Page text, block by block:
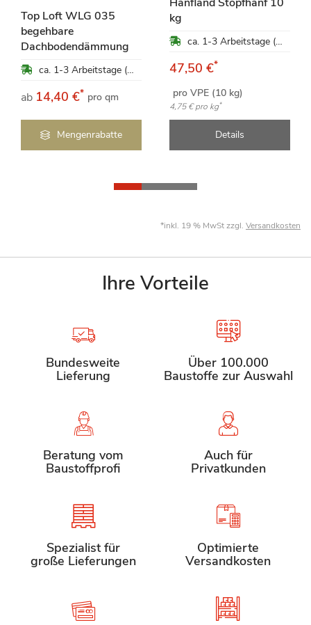
Top Loft WLG 035
begehbare
Dachbodendämmung
ca. 1-3 Arbeitstage (Mo-Fr)
ab 14,40 €* pro qm
Mengenrabatte
kg
ca. 1-3 Arbeitstage (Mo-Fr)
47,50 €*
pro VPE (10 kg)
4,75 €pro kg*
Details
*inkl. 19 % MwSt zzgl. Versandkosten
Ihre Vorteile
Bundesweite
Lieferung
Über 100.000
Baustoffe zur Auswahl
Beratung vom
Baustoffprofi
Auch für
Privatkunden
Spezialist für
große Lieferungen
Optimierte
Versandkosten